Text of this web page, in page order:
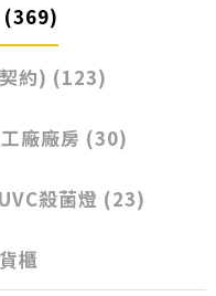
(369)
約) (123)
工廠廠房 (30)
UVC殺菌燈 (23)
櫃